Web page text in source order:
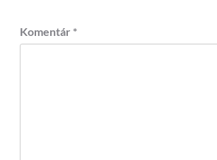
Komentár *